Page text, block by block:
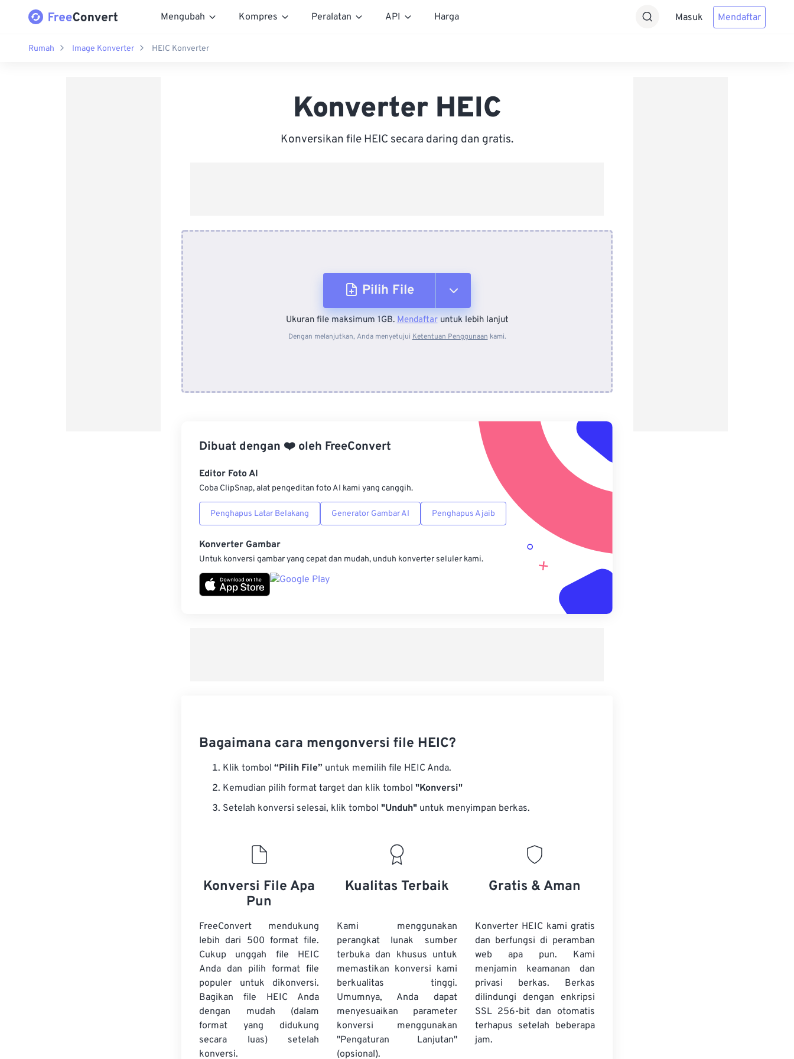
Mengubah Kompres Peralatan API Harga Masuk Mendaftar
Rumah Image Konverter HEIC Konverter
Konverter HEIC
Konversikan file HEIC secara daring dan gratis.
Pilih File
Dari Perangkat
Dari OneDrive
Dari Url
Ukuran file maksimum 1GB.Mendaftaruntuk lebih lanjut
Dengan melanjutkan, Anda menyetujui Ketentuan Penggunaan kami.
Dibuat dengan ❤️ oleh FreeConvert
Editor Foto AI
Coba ClipSnap, alat pengeditan foto AI kami yang canggih.
Penghapus Latar Belakang Generator Gambar AI Penghapus Ajaib
Konverter Gambar
Untuk konversi gambar yang cepat dan mudah, unduh konverter seluler kami.
Bagaimana cara mengonversi file HEIC?
Klik tombol “Pilih File” untuk memilih file HEIC Anda.
Kemudian pilih format target dan klik tombol "Konversi"
Setelah konversi selesai, klik tombol "Unduh" untuk menyimpan berkas.
Konversi File Apa
Pun
FreeConvert mendukung
lebih dari 500 format file.
Cukup unggah file HEIC
Anda dan pilih format file
populer untuk dikonversi.
Bagikan file HEIC Anda
dengan mudah (dalam
format yang didukung
secara luas) setelah
konversi.
Kualitas Terbaik
Kami menggunakan
perangkat lunak sumber
terbuka dan khusus untuk
memastikan konversi kami
berkualitas tinggi.
Umumnya, Anda dapat
menyesuaikan parameter
konversi menggunakan
"Pengaturan Lanjutan"
(opsional).
Gratis & Aman
Konverter HEIC kami gratis
dan berfungsi di peramban
web apa pun. Kami
menjamin keamanan dan
privasi berkas. Berkas
dilindungi dengan enkripsi
SSL 256-bit dan otomatis
terhapus setelah beberapa
jam.